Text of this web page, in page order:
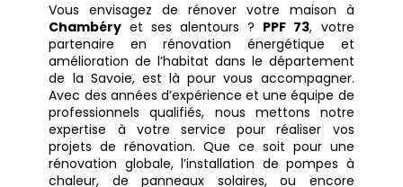
Vous envisagez de rénover votre maison à
Chambéry et ses alentours ? PPF 73, votre
partenaire en rénovation énergétique et
amélioration de l’habitat dans le département
de la Savoie, est là pour vous accompagner.
Avec des années d’expérience et une équipe de
professionnels qualifiés, nous mettons notre
expertise à votre service pour réaliser vos
projets de rénovation. Que ce soit pour une
rénovation globale, l’installation de pompes à
chaleur, de panneaux solaires, ou encore